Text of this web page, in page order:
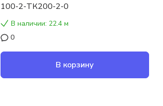
100-2-ТК200-2-0
В наличии: 22.4 м
0
В корзину